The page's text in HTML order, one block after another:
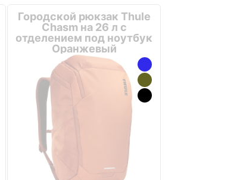
Городской рюкзак Thule
Chasm на 26 л с
отделением под ноутбук
Оранжевый